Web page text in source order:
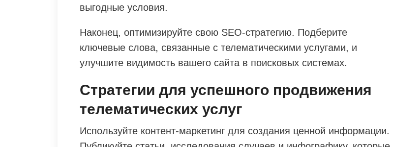
выгодные условия.
Наконец, оптимизируйте свою SEO-стратегию. Подберите
ключевые слова, связанные с телематическими услугами, и
улучшите видимость вашего сайта в поисковых системах.
Стратегии для успешного продвижения
телематических услуг
Используйте контент-маркетинг для создания ценной информации.